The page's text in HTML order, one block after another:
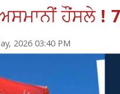
ਹੌਂਸਲੇ !
2026 03:40 PM